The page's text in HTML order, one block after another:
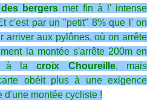
bergers met fin à l' intense
c'est par un "petit" 8% que l' on
arriver aux pylônes, où on arrête
la montée s'arrête 200m en
à lacroix Choureille, mais
obéit plus à une exigence
d'une montée cycliste !